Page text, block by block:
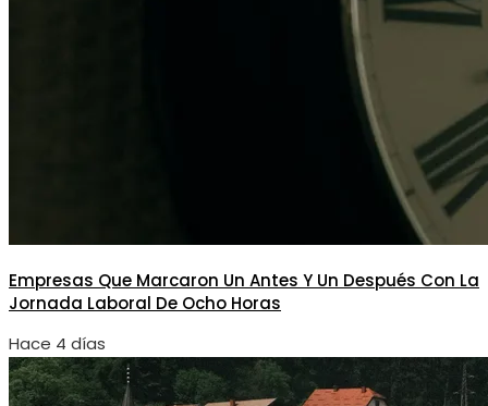
Empresas Que Marcaron Un Antes Y Un Después Con La
Jornada Laboral De Ocho Horas
Hace 4 días